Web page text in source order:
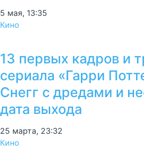
5 мая, 13:35
Кино
13 первых кадров и
сериала «Гарри
Снегг с дредами и
дата выхода
25 марта, 23:32
Кино